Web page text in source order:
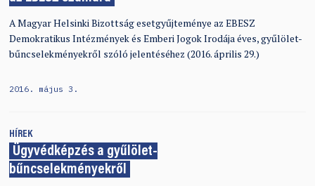
A Magyar Helsinki Bizottság esetgyűjteménye az EBESZ
Demokratikus Intézmények és Emberi Jogok Irodája éves, gyűlölet-
bűncselekményekről szóló jelentéséhez (2016. április 29.)
2016. május 3.
HÍREK
Ügyvédképzés a gyűlölet-
bűncselekményekről